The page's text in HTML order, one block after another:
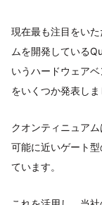
現在最も注目をい
ムを開発している
いうハードウェア
をいくつか発表しま
クオンティニュア
可能に近いゲート
ています。